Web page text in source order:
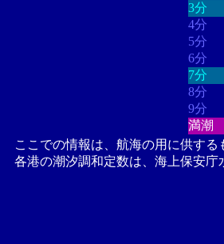
3分
4分
5分
6分
7分
8分
9分
満潮
ここでの情報は、航海の用に供す
各港の潮汐調和定数は、海上保安